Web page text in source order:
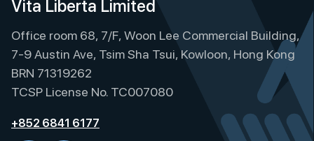
n
a
t
i
e
Vita Liberta Limited
Office room 68, 7/F, Woon Lee Commercial Building,
7-9 Austin Ave, Tsim Sha Tsui, Kowloon, Hong Kong
BRN 71319262
TCSP License No. TC007080
+852 6841 6177